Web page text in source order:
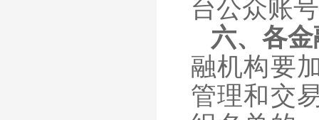
台公众账
六、各
融机构要
管理和交